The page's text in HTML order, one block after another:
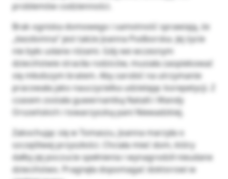
problemów codzienności.
Brak ogniska domowego i samotność sprawiają, że
„bezdomna” jest także Joanna Podborska. Jej życie
nie było usłane różami. Gdy we wczesnym
dzieciństwie straciła rodziców, musiała zaopiekować
się młodszym bratem. Aby zarobić na utrzymanie
pracowała jako nauczycielka udzielając korepetycji. Z
czasem została guwernantką Natalii i Wandy
Orszeńskich i towarzyszką pani Niewadzkiej.
Zakochując się w Tomaszu, Joanna marzyła o
szczęśliwej przyszłości. Chciała mieć dom, który
dałby jej poczucie spełnienia i wynagrodził nieudane
dzieciństwo. Pragnęła dopomagać doktorowi w